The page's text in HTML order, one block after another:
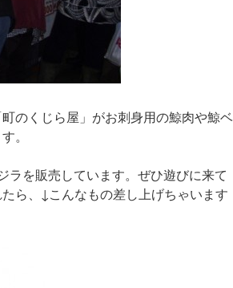
のくじら屋」がお刺身用の鯨肉や鯨ベ
。
ラを販売しています。ぜひ遊びに来て
ら、↓こんなもの差し上げちゃいます